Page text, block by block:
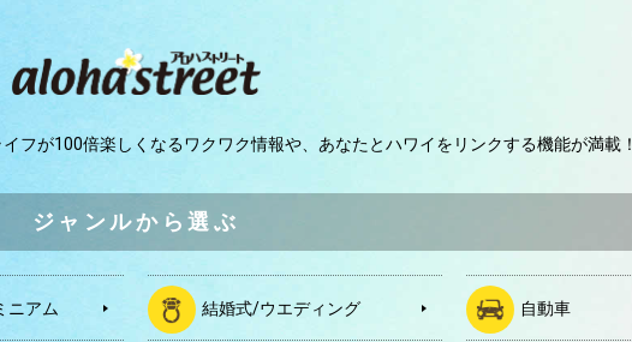
フが100倍楽しくなるワクワク情報や、 あなたとハワイをリンクする機能が満載！
ジャンルから選ぶ
ニアム 結婚式/ウエディング 自動車